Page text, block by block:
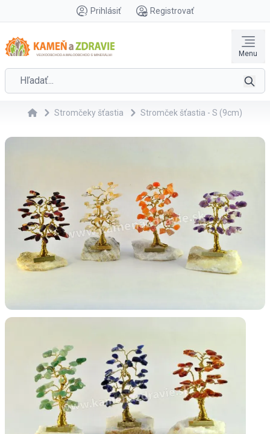
Prihlásiť Registrovať
Menu
Stromčeky šťastia Stromček šťastia - S (9cm)